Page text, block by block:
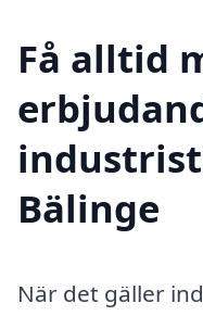
Få alltid
Bälinge
När det gäller